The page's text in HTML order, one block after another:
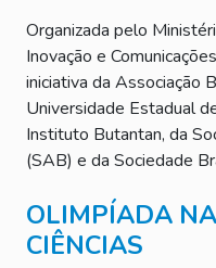
Organizada pelo
Inovação e
iniciativa da Associação
Universidade Estadual
Instituto Butantan, da
(SAB) e da Sociedade
OLIMPÍADA
CIÊNCIAS